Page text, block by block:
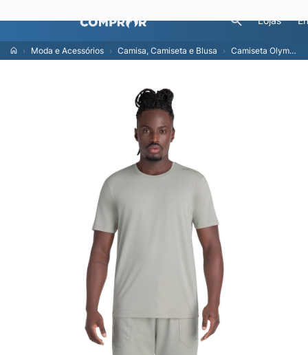
Lojas
Moda e Acessórios Camisa, Camiseta e Blusa Camiseta Olympikus Corre Masculina M Cinza